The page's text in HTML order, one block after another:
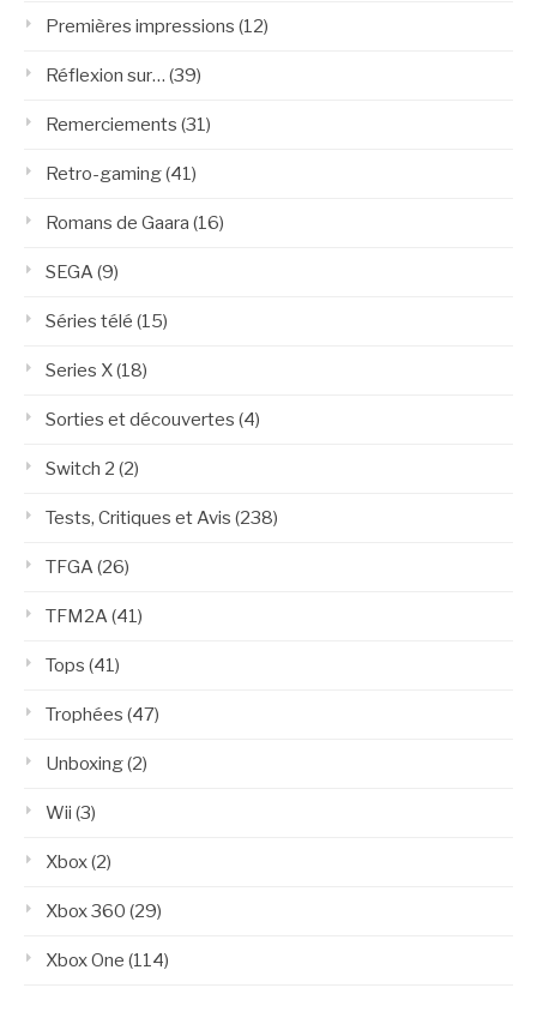
Premières impressions (12)
Réflexion sur… (39)
Remerciements (31)
Retro-gaming(41)
Romans de Gaara (16)
SEGA (9)
Séries télé (15)
Series X(18)
Sorties et découvertes (4)
Switch 2 (2)
Tests, Critiques et Avis (238)
TFGA (26)
TFM2A (41)
Tops (41)
Trophées (47)
Unboxing(2)
Wii (3)
Xbox(2)
Xbox 360 (29)
Xbox One (114)